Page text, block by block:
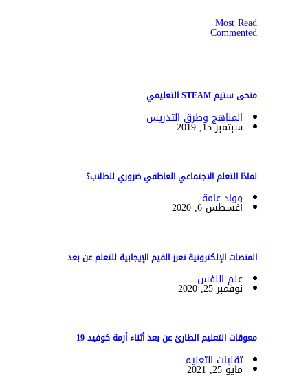
Most Read
Commented
منحى ستيم STEAM التعليمي
المناهج وطرق التدريس
سبتمبر 15, 2019
لماذا التعلم الاجتماعي العاطفي ضروري للطلاب؟
مواد عامة
أغسطس 6, 2020
المنصات الإلكترونية تعزز القيم الإيجابية للتعلم عن بعد
علم النفس
نوفمبر 25, 2020
معوقات التعليم الطارئ عن بعد أثناء أزمة كوفيد-19
تقنيات التعليم
مايو 25, 2021